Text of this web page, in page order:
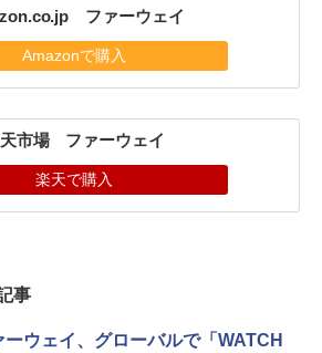
ファーウェイ
Amazonで購入
市場 ファーウェイ
楽天で購入
事
ーウェイ、グローバルで「WATCH